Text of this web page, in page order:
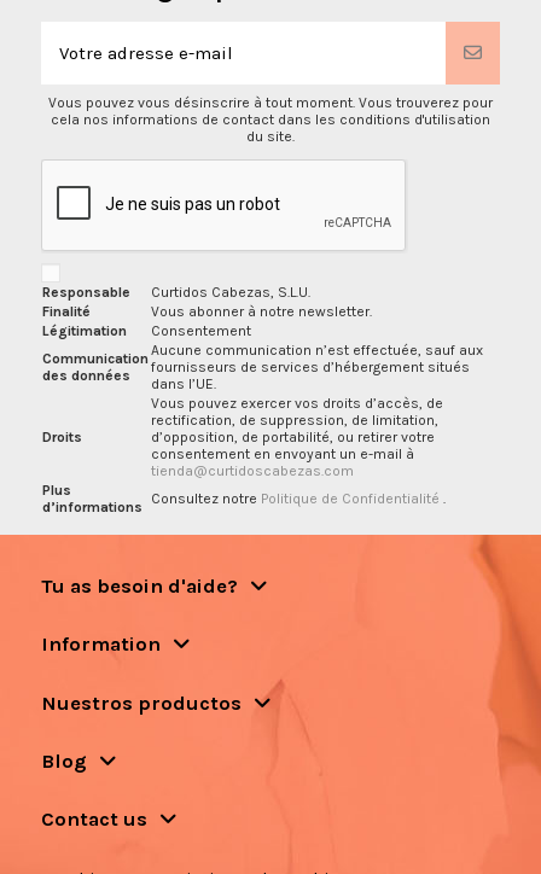
Vous pouvez vous désinscrire à tout moment. Vous trouverez pour
cela nos informations de contact dans les conditions d'utilisation
du site.
Responsable
Curtidos Cabezas, S.L.U.
Finalité
Vous abonner à notre newsletter.
Légitimation
Consentement
Communication
des données
Aucune communication n’est effectuée, sauf aux
fournisseurs de services d’hébergement situés
dans l’UE.
Droits
Vous pouvez exercer vos droits d’accès, de
rectification, de suppression, de limitation,
d’opposition, de portabilité, ou retirer votre
consentement en envoyant un e-mail à
tienda@curtidoscabezas.com
Plus
d’informations
Consultez notre Politique de Confidentialité
Tu as besoin d'aide?
Information
Nuestros productos
Blog
Contact us